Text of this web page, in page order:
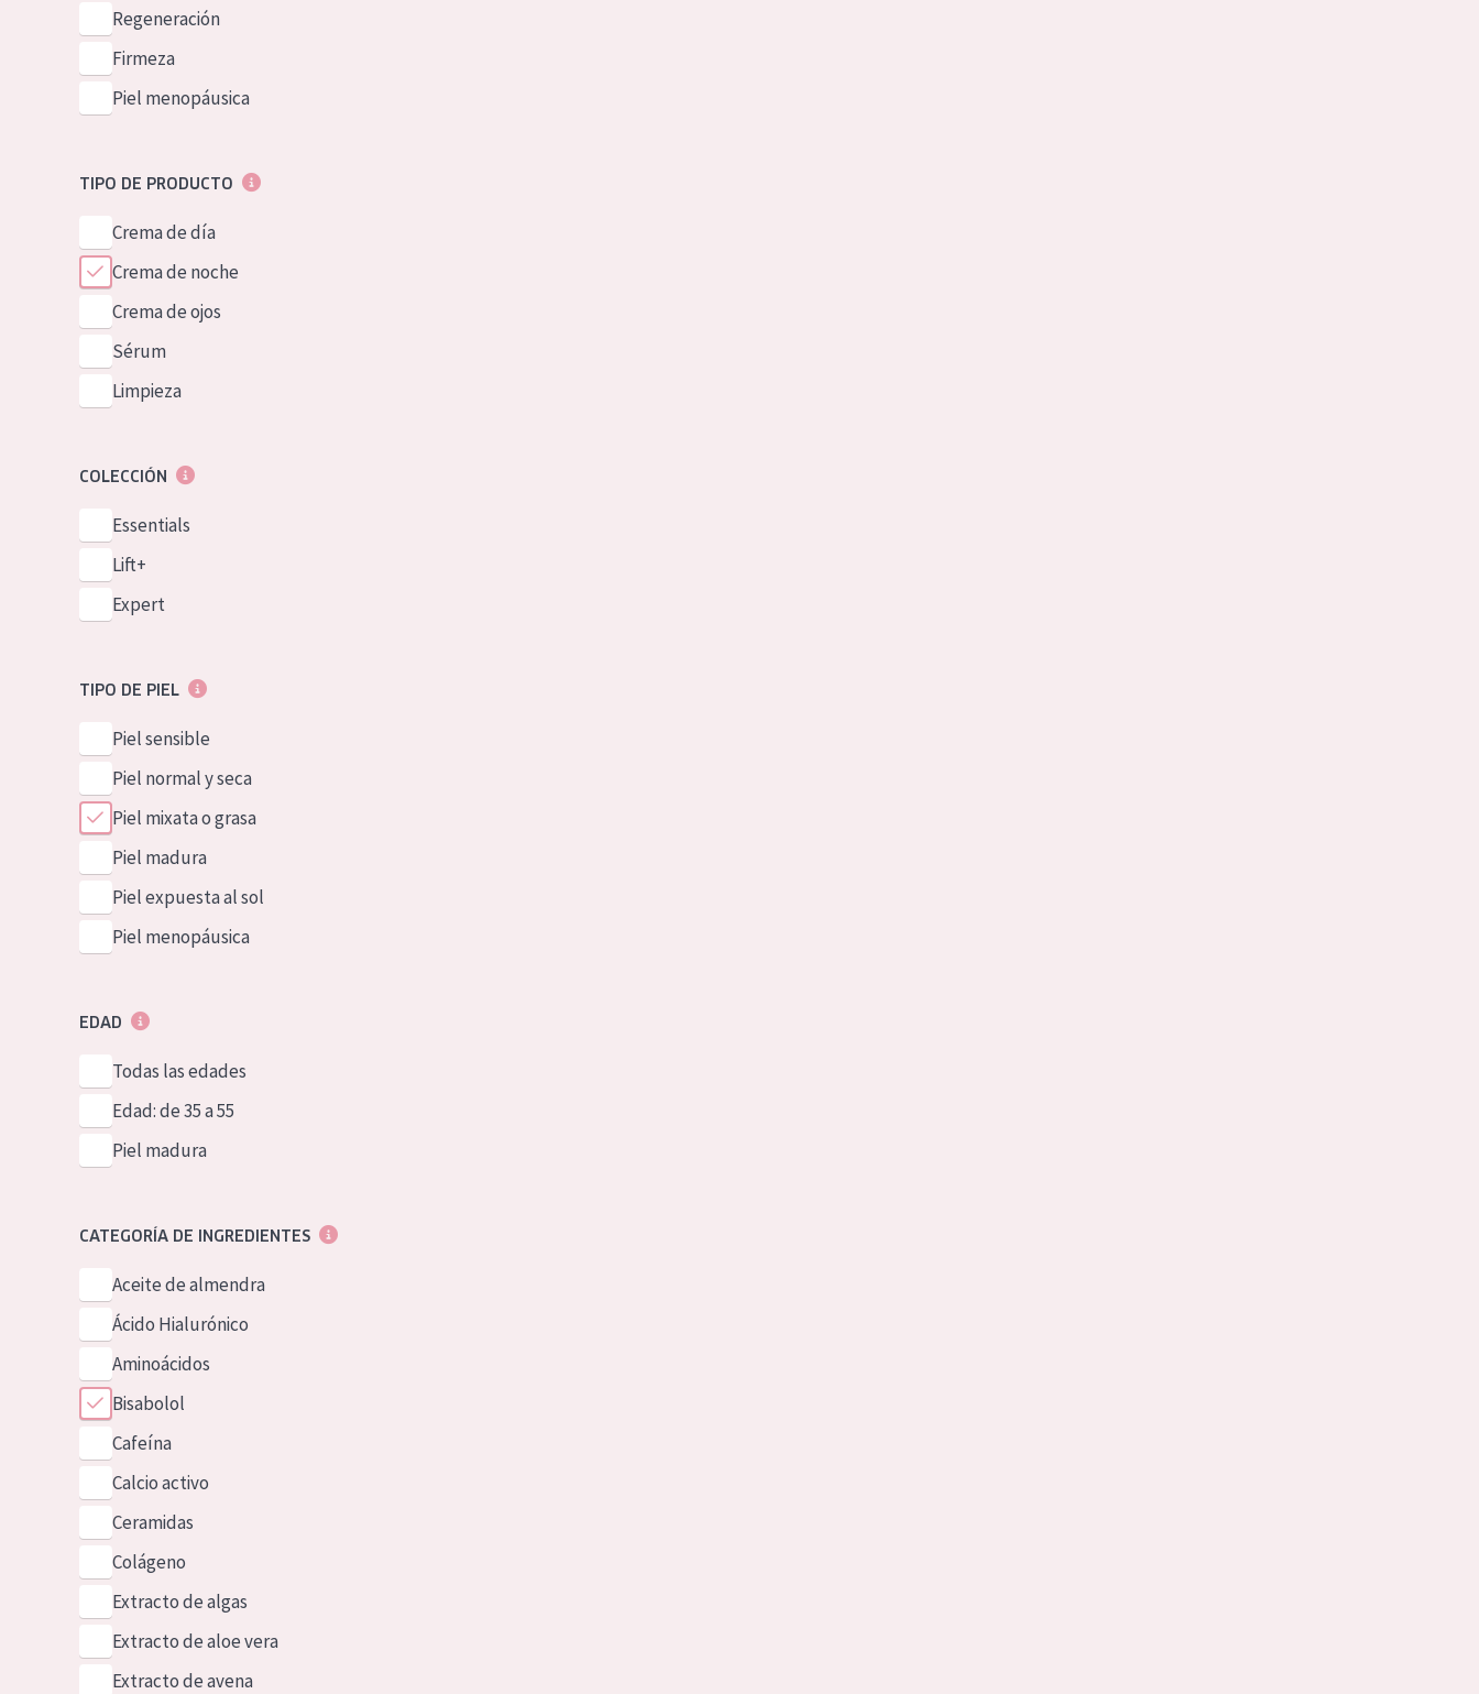
German
Spanish
Greek
Regeneración
Firmeza
Piel menopáusica
TIPO DE PRODUCTO
Crema de día
Crema de noche
Crema de ojos
Sérum
Limpieza
COLECCIÓN
Essentials
Lift+
Expert
TIPO DE PIEL
Piel sensible
Piel normal y seca
Piel mixata o grasa
Piel madura
Piel expuesta al sol
Piel menopáusica
EDAD
Todas las edades
Edad: de 35 a 55
Piel madura
CATEGORÍA DE INGREDIENTES
Aceite de almendra
Ácido Hialurónico
Aminoácidos
Bisabolol
Cafeína
Calcio activo
Ceramidas
Colágeno
Extracto de algas
Extracto de aloe vera
Extracto de avena